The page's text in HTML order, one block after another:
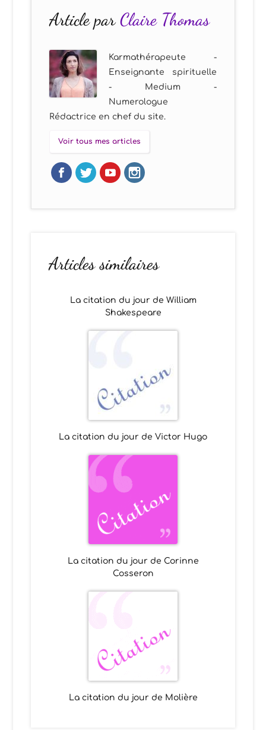
Article parClaire Thomas
Karmathérapeute -
Enseignante spirituelle
- Medium -
Numerologue
Rédactrice en chef du site.
Voir tous mes articles
Articles similaires
La citation du jour de William
Shakespeare
La citation du jour de Victor Hugo
La citation du jour de Corinne
Cosseron
La citation du jour de Molière